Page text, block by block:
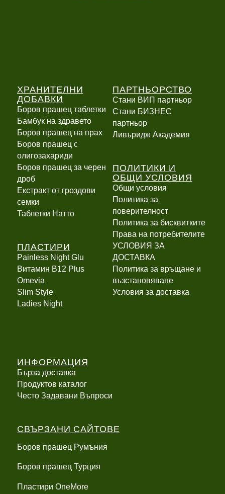
ХРАНИТЕЛНИ
ДОБАВКИ
Боров прашец таблетки
Бамбук на здравето
Боров прашец на прах
Боров прашец с
олигозахариди
Боров прашец за черен
дроб
Екстракт от гроздови
семки
Таблетки Натто
ПЛАСТИРИ
Painless Night Glu
Витамин B12 Plus
Оmevia
Slim Style
Ladies Night
ПАРТНЬОРСТВО
Стани ВИП партньор
Стани БИЗНЕС
партньор
Ливъридж Академия
ПОЛИТИКИ И
ОБЩИ УСЛОВИЯ
Общи условия
Политика за
поверителност
Политика за бисквитките
Права на потребителите
УСЛОВИЯ ЗА
ДОСТАВКА
Политика за връщане и
възстановяване
Условия за доставка
ИНФОРМАЦИЯ
Бърза доставка
Продуктов каталог
Често Задавани Въпроси
СВЪРЗАНИ САЙТОВЕ
Боров прашец Румъния
Боров прашец Турция
Пластири OneMore